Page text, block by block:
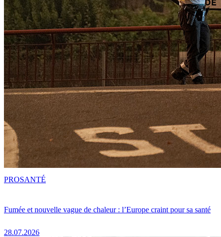
Fumée et nouvelle vague de chaleur : l’Europe craint pour sa santé
28.07.2026
PROSANTÉ